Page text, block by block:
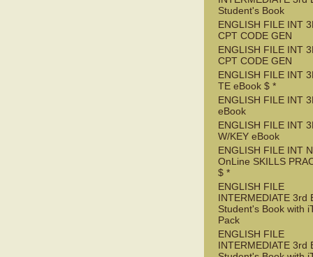
Student's Book
ENGLISH FILE INT
CPT CODE GEN
ENGLISH FILE INT
CPT CODE GEN
ENGLISH FILE INT
TE eBook $ *
ENGLISH FILE INT
eBook
ENGLISH FILE INT
W/KEY eBook
ENGLISH FILE INT
OnLine SKILLS
$ *
ENGLISH FILE
INTERMEDIATE 3rd
Student's Book with
Pack
ENGLISH FILE
INTERMEDIATE 3rd